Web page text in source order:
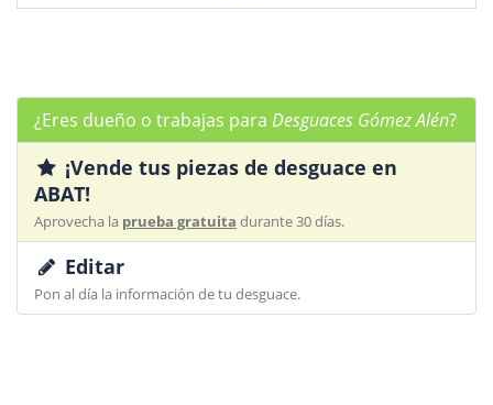
¿Eres dueño o trabajas para Desguaces Gómez Alén?
¡Vende tus piezas de desguace en
ABAT!
Aprovecha la prueba gratuita durante 30 días.
Editar
Pon al día la información de tu desguace.